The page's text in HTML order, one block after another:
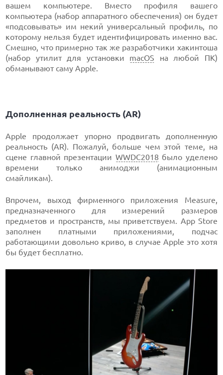
вашем компьютере. Вместо профиля вашего
компьютера (набор аппаратного обеспечения) он будет
«подсовывать» им некий универсальный профиль, по
которому нельзя будет идентифицировать именно вас.
Смешно, что примерно так же разработчики хакинтоша
(набор утилит для установки macOS на любой ПК)
обманывают саму Apple.
Дополненная реальность (AR)
Apple продолжает упорно продвигать дополненную
реальность (AR). Пожалуй, больше чем этой теме, на
сцене главной презентации WWDC2018 было уделено
времени только анимоджи (анимационным
смайликам).
Впрочем, выход фирменного приложения Measure,
предназначенного для измерений размеров
предметов и пространств, мы приветствуем. App Store
заполнен платными приложениями, подчас
работающими довольно криво, в случае Apple это хотя
бы будет бесплатно.